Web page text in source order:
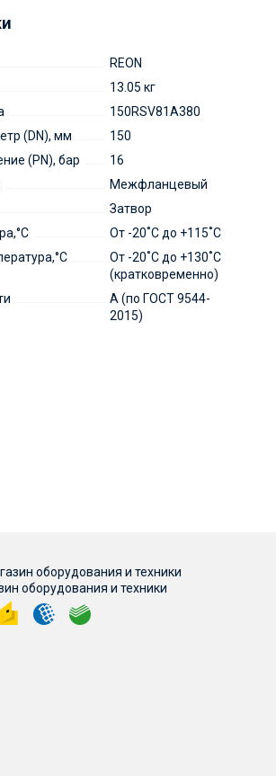
REON
13.05 кг
150RSV81A380
(DN), мм
150
(PN), бар
16
Межфланцевый
Затвор
От -20˚С до +115˚С
От -20˚С до +130˚С
(кратковременно)
А (по ГОСТ 9544-
2015)
оборудования и техники